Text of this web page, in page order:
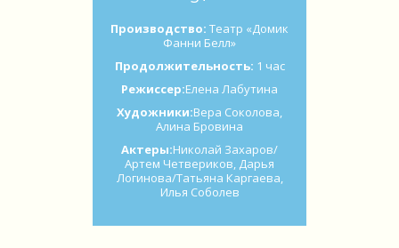
Производство: Театр «Домик
Фанни Белл»
Продолжительность: 1 час
Режиссер:Елена Лабутина
Художники:Вера Соколова,
Алина Бровина
Актеры:Николай Захаров/
Артем Четвериков, Дарья
Логинова/Татьяна Каргаева,
Илья Соболев